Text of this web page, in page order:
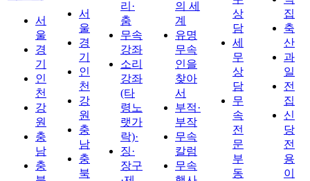
서
울
경
기
인
천
강
원
충
남
충
서
울
경
기
인
천
강
원
충
남
충
북
리·
춤
무속
강좌
소리
강좌
(타
령노
랫가
락)·
징·
장구
의 세
계
유명
무속
인을
찾아
서
부적·
부작
무속
칼럼
무속
상
담
세
무
상
담
무
속
전
문
부
동
집
축
산
과
일
전
집
신
당
전
용
이